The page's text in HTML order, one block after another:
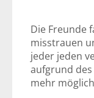
Die Freunde
misstrauen
jeder jeden
aufgrund
mehr